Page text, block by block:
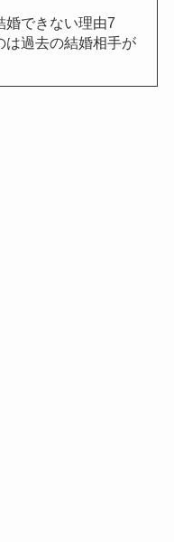
婚できない理由7
は過去の結婚相手が